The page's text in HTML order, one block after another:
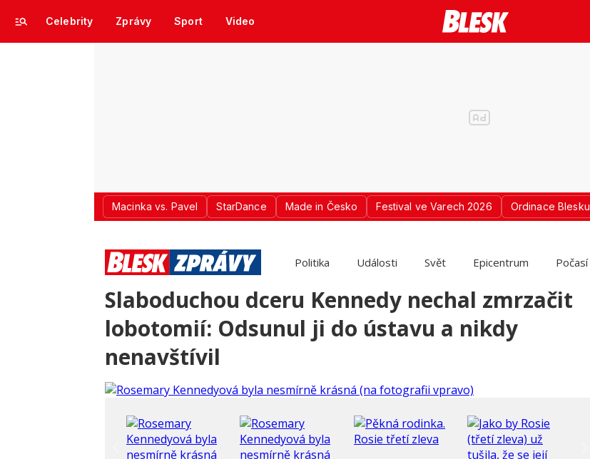
Celebrity Zprávy Sport Video
Macinka vs. Pavel StarDance Made in Česko Festival ve Varech 2026 Ordinace Blesku
Politika Události Svět Epicentrum Počasí
Slaboduchou dceru Kennedy nechal zmrzačit
lobotomií: Odsunul ji do ústavu a nikdy
nenavštívil